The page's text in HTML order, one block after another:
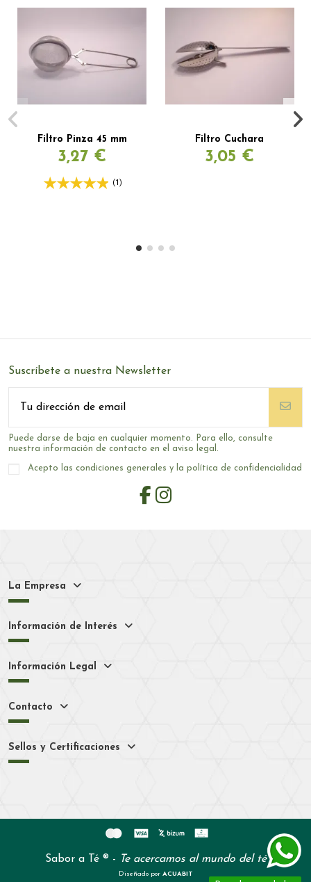
Filtro Pinza 45 mm
3,27 €
(1)
Filtro Cuchara
3,05 €
Suscríbete a nuestra Newsletter
Puede darse de baja en cualquier momento. Para ello, consulte
nuestra información de contacto en el aviso legal.
Acepto las condiciones generales y la política de confidencialidad
La Empresa
Información de Interés
Información Legal
Contacto
Sellos y Certificaciones
Sabor a Té ® - Te acercamos al mundo del té
Diseñado por ACUABIT